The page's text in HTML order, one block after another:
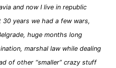
and now I live in republic
years we had a few wars,
huge months long
marshal law while dealing
of other “smaller” crazy stuff